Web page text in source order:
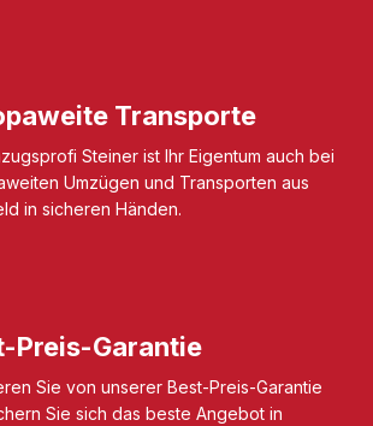
Transporte
Steiner ist Ihr Eigentum auch bei
Umzügen und Transporten aus
in sicheren Händen.
Preis-Garantie
Sie von unserer Best-Preis-Garantie
Sie sich das beste Angebot in